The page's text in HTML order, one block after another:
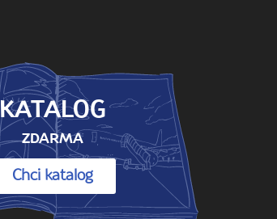
KATALOG
ZDARMA
Chci katalog